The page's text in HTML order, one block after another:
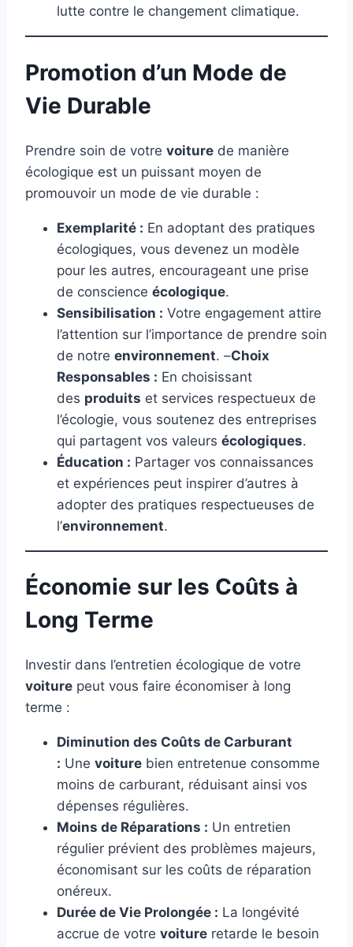
lutte contre le changement climatique.
Promotion d’un Mode de
Vie Durable
Prendre soin de votre voiture de manière
écologique est un puissant moyen de
promouvoir un mode de vie durable :
Exemplarité : En adoptant des pratiques
écologiques, vous devenez un modèle
pour les autres, encourageant une prise
de conscience écologique.
Sensibilisation : Votre engagement attire
l’attention sur l’importance de prendre soin
de notre environnement. –Choix
Responsables : En choisissant
des produits et services respectueux de
l’écologie, vous soutenez des entreprises
qui partagent vos valeurs écologiques.
Éducation : Partager vos connaissances
et expériences peut inspirer d’autres à
adopter des pratiques respectueuses de
l’environnement.
Économie sur les Coûts à
Long Terme
Investir dans l’entretien écologique de votre
voiture peut vous faire économiser à long
terme :
Diminution des Coûts de Carburant
: Une voiture bien entretenue consomme
moins de carburant, réduisant ainsi vos
dépenses régulières.
Moins de Réparations : Un entretien
régulier prévient des problèmes majeurs,
économisant sur les coûts de réparation
onéreux.
Durée de Vie Prolongée : La longévité
accrue de votre voiture retarde le besoin